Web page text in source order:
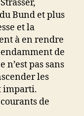
Bund et plus
et la
à en rendre
de
n’est pas sans
les
imparti.
de